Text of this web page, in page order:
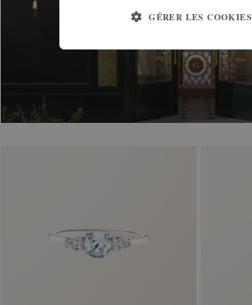
GÉRER LES COOKIES